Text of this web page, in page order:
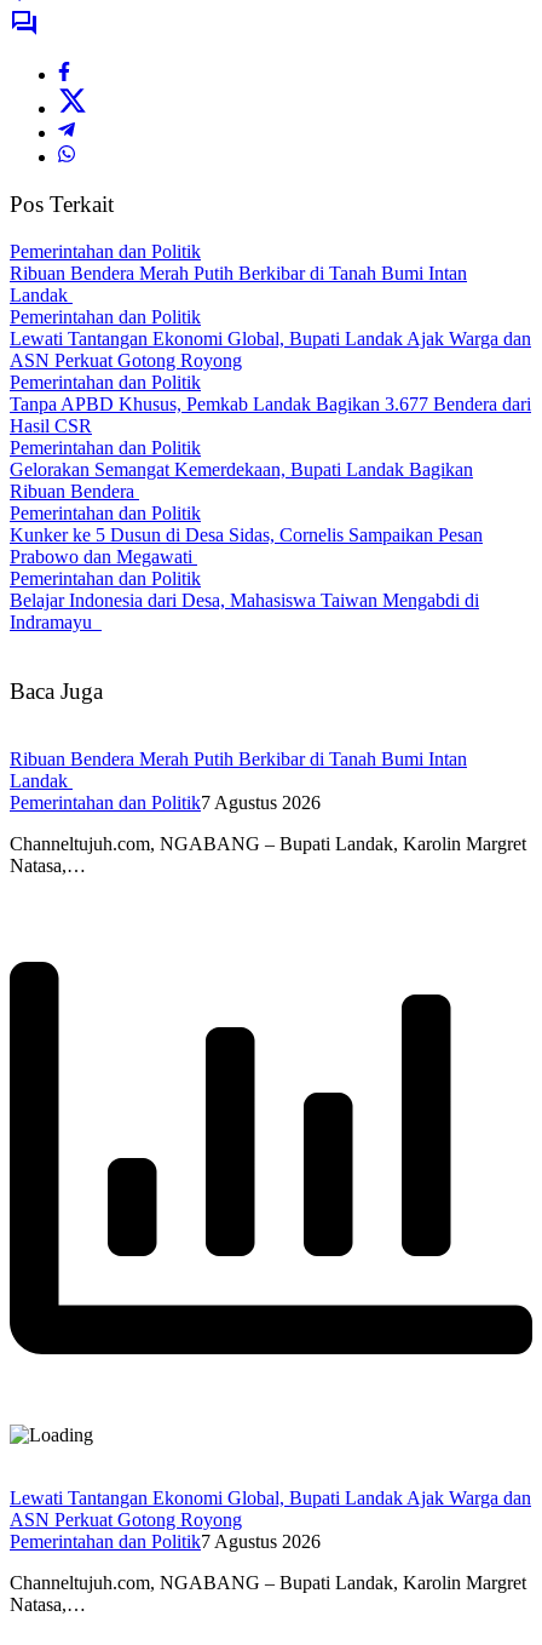
Pos Terkait
Pemerintahan dan Politik
Ribuan Bendera Merah Putih Berkibar di Tanah Bumi Intan
Landak
Pemerintahan dan Politik
Lewati Tantangan Ekonomi Global, Bupati Landak Ajak Warga dan
ASN Perkuat Gotong Royong
Pemerintahan dan Politik
Tanpa APBD Khusus, Pemkab Landak Bagikan 3.677 Bendera dari
Hasil CSR
Pemerintahan dan Politik
Gelorakan Semangat Kemerdekaan, Bupati Landak Bagikan
Ribuan Bendera
Pemerintahan dan Politik
Kunker ke 5 Dusun di Desa Sidas, Cornelis Sampaikan Pesan
Prabowo dan Megawati
Pemerintahan dan Politik
Belajar Indonesia dari Desa, Mahasiswa Taiwan Mengabdi di
Indramayu
Baca Juga
Ribuan Bendera Merah Putih Berkibar di Tanah Bumi Intan
Landak
Pemerintahan dan Politik7 Agustus 2026
Channeltujuh.com, NGABANG – Bupati Landak, Karolin Margret
Natasa,…
Lewati Tantangan Ekonomi Global, Bupati Landak Ajak Warga dan
ASN Perkuat Gotong Royong
Pemerintahan dan Politik7 Agustus 2026
Channeltujuh.com, NGABANG – Bupati Landak, Karolin Margret
Natasa,…